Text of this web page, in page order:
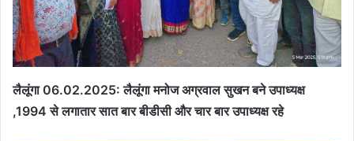
लैलूंगा 06.02.2025: लैलूंगा मनोज अग्रवाल सुखन बने उपाध्यक्ष
,1994 से लगातार सात बार बीडीसी और चार बार उपाध्यक्ष रहे